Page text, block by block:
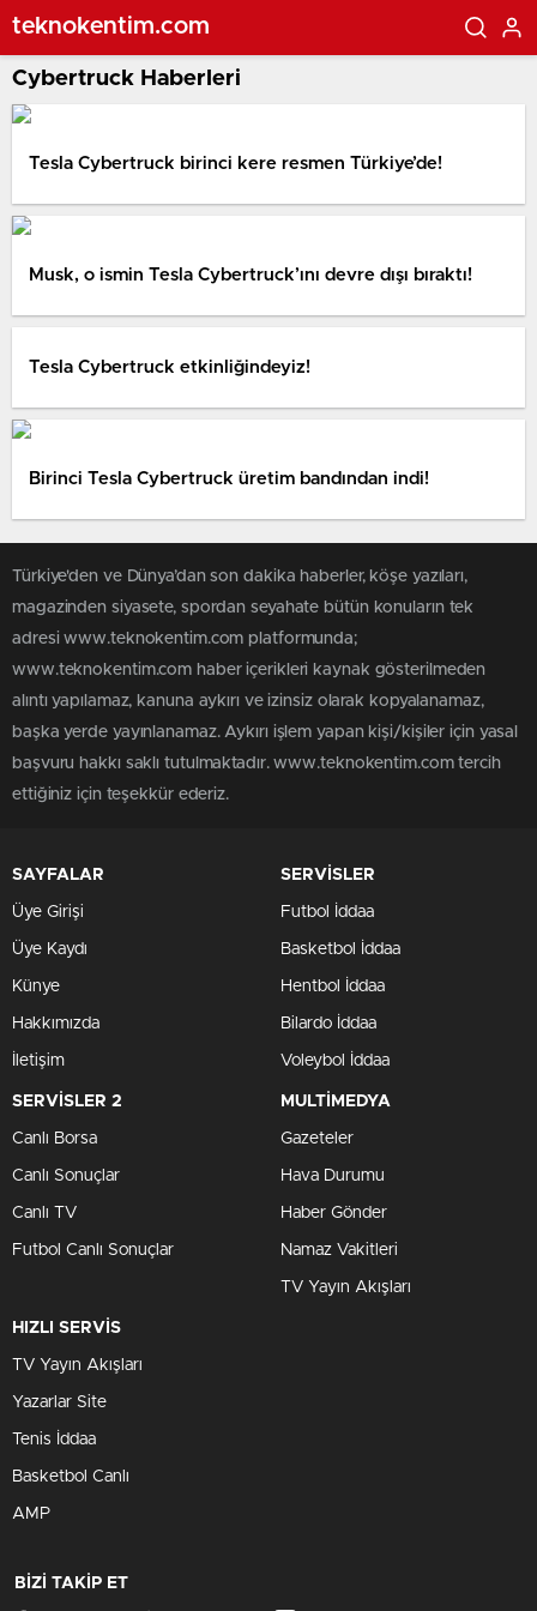
teknokentim.com
Cybertruck Haberleri
Tesla Cybertruck birinci kere resmen Türkiye’de!
Musk, o ismin Tesla Cybertruck’ını devre dışı bıraktı!
Tesla Cybertruck etkinliğindeyiz!
Birinci Tesla Cybertruck üretim bandından indi!
Türkiye'den ve Dünya’dan son dakika haberler, köşe yazıları,
magazinden siyasete, spordan seyahate bütün konuların tek
adresi www.teknokentim.com platformunda;
www.teknokentim.com haber içerikleri kaynak gösterilmeden
alıntı yapılamaz, kanuna aykırı ve izinsiz olarak kopyalanamaz,
başka yerde yayınlanamaz. Aykırı işlem yapan kişi/kişiler için yasal
başvuru hakkı saklı tutulmaktadır. www.teknokentim.com tercih
ettiğiniz için teşekkür ederiz.
SAYFALAR
Üye Girişi
Üye Kaydı
Künye
Hakkımızda
İletişim
SERVİSLER
Futbol İddaa
Basketbol İddaa
Hentbol İddaa
Bilardo İddaa
Voleybol İddaa
SERVİSLER 2
Canlı Borsa
Canlı Sonuçlar
Canlı TV
Futbol Canlı Sonuçlar
MULTİMEDYA
Gazeteler
Hava Durumu
Haber Gönder
Namaz Vakitleri
TV Yayın Akışları
HIZLI SERVİS
TV Yayın Akışları
Yazarlar Site
Tenis İddaa
Basketbol Canlı
AMP
BİZİ TAKİP ET